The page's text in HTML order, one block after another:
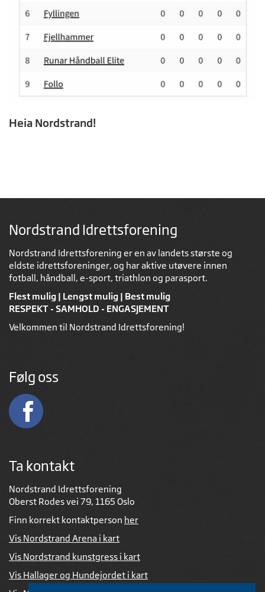
Heia Nordstrand!
Nordstrand Idrettsforening
Nordstrand Idrettsforening er en av landets største og
eldste idrettsforeninger, og har aktive utøvere innen
fotball, håndball, e-sport, triathlon og parasport.
Flest mulig | Lengst mulig | Best mulig
RESPEKT - SAMHOLD - ENGASJEMENT
Velkommen til Nordstrand Idrettsforening!
Følg oss
Ta kontakt
Nordstrand Idrettsforening
Oberst Rodes vei 79, 1165 Oslo
Finn korrekt kontaktperson her
Vis Nordstrand Arena i kart
Vis Nordstrand kunstgress i kart
Vis Hallager og Hundejordet i kart